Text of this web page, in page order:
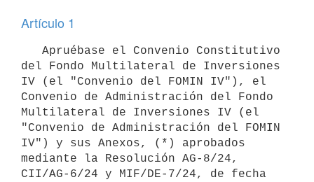
Artículo 1
del Fondo Multilateral de Inversiones
IV (el "Convenio del FOMIN IV"), el
Convenio de Administración del Fondo
Multilateral de Inversiones IV (el
"Convenio de Administración del FOMIN
IV") y sus Anexos, (*) aprobados
mediante la Resolución AG-8/24,
CII/AG-6/24 y MIF/DE-7/24, de fecha